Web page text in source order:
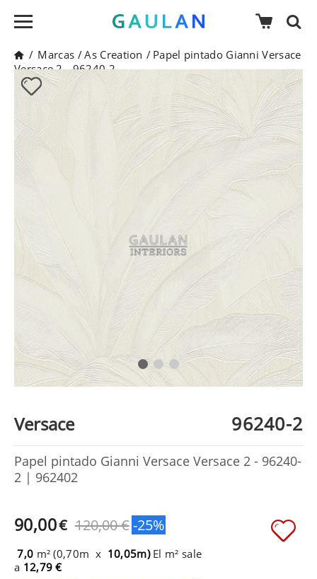
/ Marcas /As Creation / Papel pintado Gianni Versace
Versace 2 - 96240-2
Versace 96240-2
Papel pintado Gianni Versace Versace 2 - 96240-
2 | 962402
90,00€ 120,00 €-25%
7,0 m² (0,70m x 10,05m) El m² sale
a 12,79 €